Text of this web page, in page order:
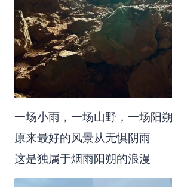
一场小雨，一场山野，一场阳朔
原来最好的风景从无惧阴雨
这是独属于烟雨阳朔的浪漫